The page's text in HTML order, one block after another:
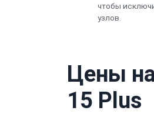
чтобы
узлов.
Цены
15 Plus